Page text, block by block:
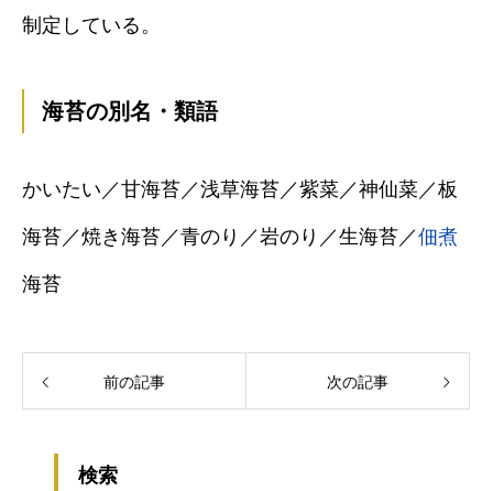
制定している。
海苔の別名・類語
かいたい／甘海苔／浅草海苔／紫菜／神仙菜／板
海苔／焼き海苔／青のり／岩のり／生海苔／佃煮
海苔
前の記事 次の記事
検索